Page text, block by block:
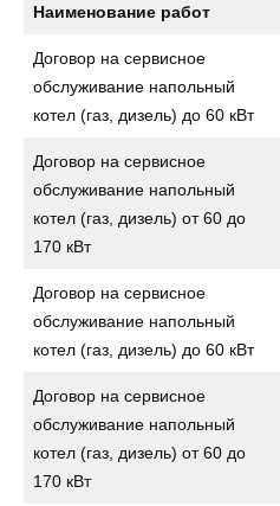
Наименование работ
Договор на сервисное
обслуживание напольный
котел (газ, дизель) до 60 кВт
Договор на сервисное
обслуживание напольный
котел (газ, дизель) от 60 до
170 кВт
Договор на сервисное
обслуживание напольный
котел (газ, дизель) до 60 кВт
Договор на сервисное
обслуживание напольный
котел (газ, дизель) от 60 до
170 кВт